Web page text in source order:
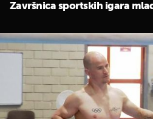
Završnica sportskih igara